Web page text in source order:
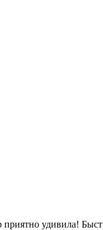
удивила!